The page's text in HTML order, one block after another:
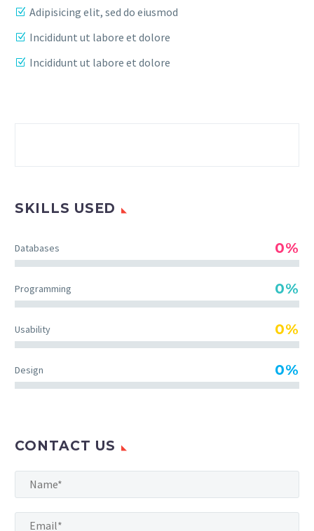
Adipisicing elit, sed do eiusmod
Incididunt ut labore et dolore
Incididunt ut labore et dolore
SKILLS USED
Databases 0%
Programming 0%
Usability 0%
Design 0%
CONTACT US